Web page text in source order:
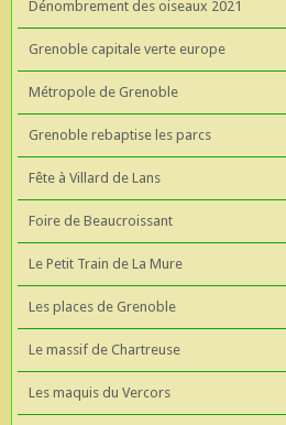
Dénombrement des oiseaux 2021
Grenoble capitale verte europe
Métropole de Grenoble
Grenoble rebaptise les parcs
Fête à Villard de Lans
Foire de Beaucroissant
Le Petit Train de La Mure
Les places de Grenoble
Le massif de Chartreuse
Les maquis du Vercors